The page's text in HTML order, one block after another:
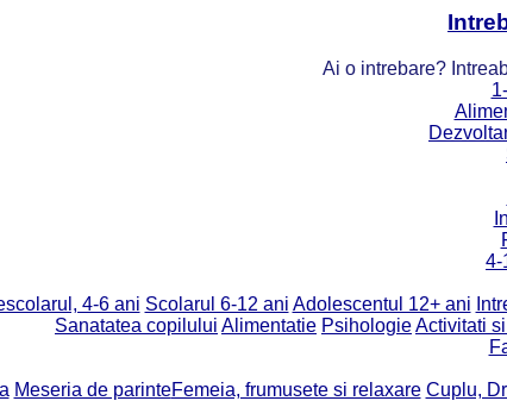
Ai o intrebare?
4-
4-6 ani Scolarul 6-12 ani Adolescentul 12+ ani
Sanatatea copilului Alimentatie PsihologieActivitati
Meseria de parinteFemeia, frumusete si relaxare Cuplu,